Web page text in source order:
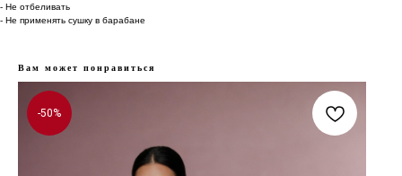
- Не отбеливать
- Не применять сушку в барабане
Вам может понравиться
-50%